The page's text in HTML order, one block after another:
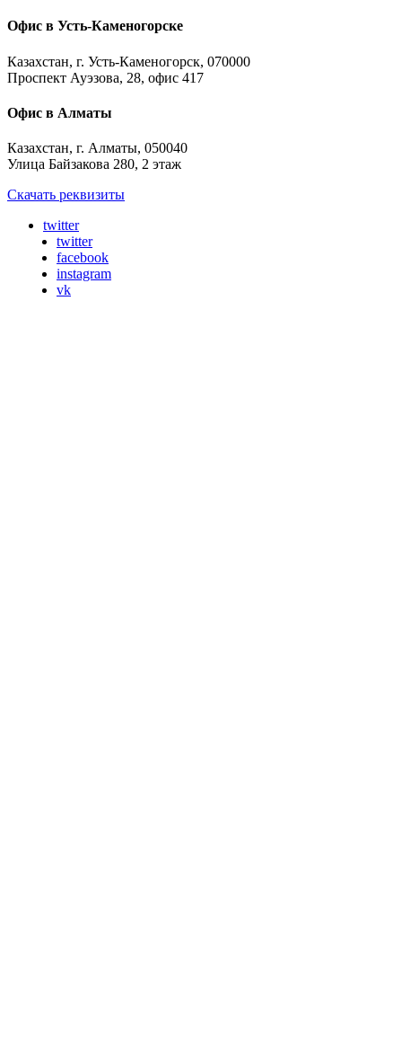
Офис в Усть-Каменогорске
Казахстан, г. Усть-Каменогорск, 070000
Проспект Ауэзова, 28, офис 417
Офис в Алматы
Казахстан, г. Алматы, 050040
Улица Байзакова 280, 2 этаж
Скачать реквизиты
twitter
twitter
facebook
instagram
vk